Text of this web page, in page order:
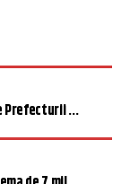
Prefecturii ...